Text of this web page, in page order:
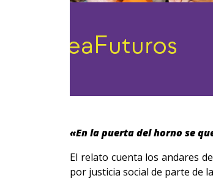
«En la puerta del horno se
El relato cuenta los andares
por justicia social de parte de